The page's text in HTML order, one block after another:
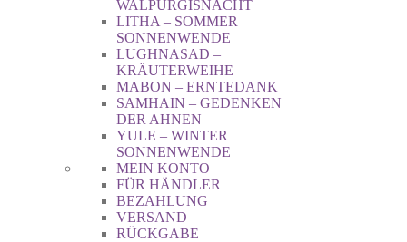
WALPURGISNACHT
LITHA – SOMMER
SONNENWENDE
LUGHNASAD –
KRÄUTERWEIHE
MABON – ERNTEDANK
SAMHAIN – GEDENKEN
DER AHNEN
YULE – WINTER
SONNENWENDE
MEIN KONTO
FÜR HÄNDLER
BEZAHLUNG
VERSAND
RÜCKGABE